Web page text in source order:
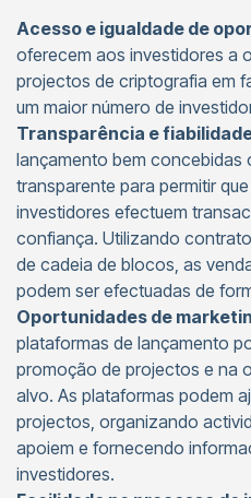
Acesso e igualdade de
oferecem aos investidores a
projectos de criptografia em
um maior número de
Transparência e
lançamento bem concebidas
transparente para permitir
investidores efectuem
confiança. Utilizando
de cadeia de blocos, as
podem ser efectuadas de
Oportunidades de
plataformas de lançamento
promoção de projectos e na
alvo. As plataformas podem
projectos, organizando
apoiem e fornecendo
investidores.